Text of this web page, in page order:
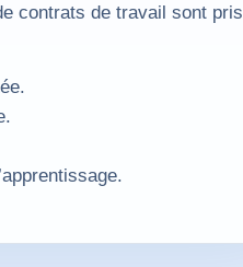
contrats de travail sont pris